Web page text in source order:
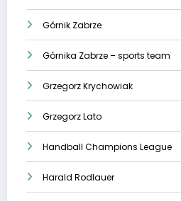
Górnik Zabrze
Górnika Zabrze – sports team
Grzegorz Krychowiak
Grzegorz Lato
Handball Champions League
Harald Rodlauer